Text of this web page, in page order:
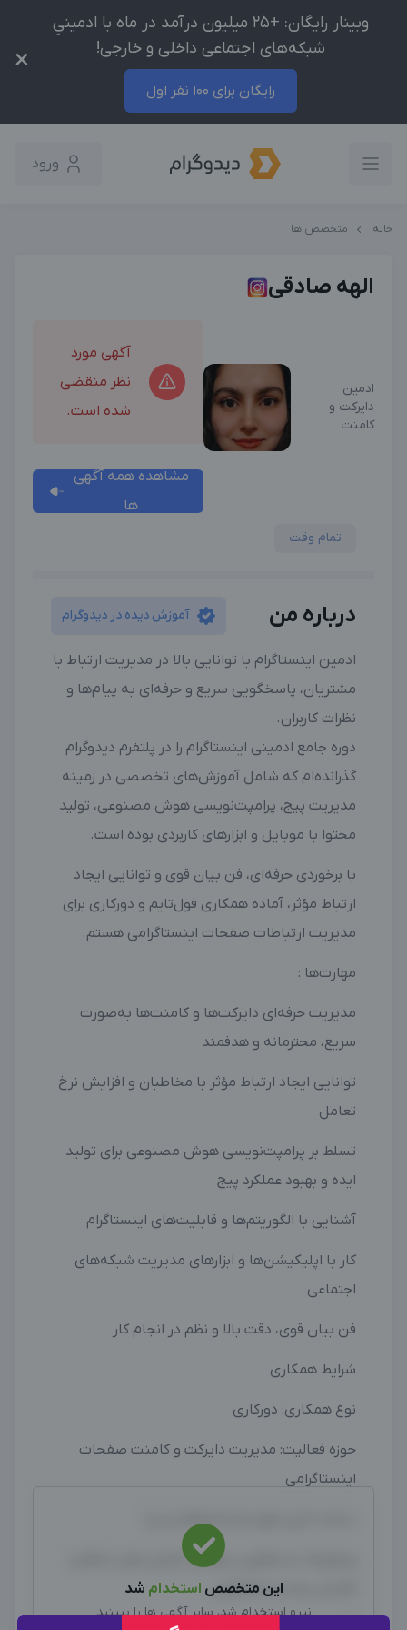
وبینار رایگان: +25 میلیون درآمد در ماه با ادمینیِ
شبکه‌های اجتماعی داخلی و خارجی!
رایگان برای 100 نفر اول
×
ورود
خانه متخصص ها
الهه صادقی
ادمین
دایرکت و
کامنت
آگهی مورد
نظر منقضی
شده است.
مشاهده همه آگهی
ها
تمام وقت
درباره من آموزش دیده در دیدوگرام
ادمین اینستاگرام با توانایی بالا در مدیریت ارتباط با
مشتریان، پاسخگویی سریع و حرفه‌ای به پیام‌ها و
نظرات کاربران.
دوره جامع ادمینی اینستاگرام را در پلتفرم دیدوگرام
گذرانده‌ام که شامل آموزش‌های تخصصی در زمینه
مدیریت پیج، پرامپت‌نویسی هوش مصنوعی، تولید
محتوا با موبایل و ابزارهای کاربردی بوده است.
با برخوردی حرفه‌ای، فن بیان قوی و توانایی ایجاد
ارتباط مؤثر، آماده همکاری فول‌تایم و دورکاری برای
مدیریت ارتباطات صفحات اینستاگرامی هستم.
مهارت‌ها :
مدیریت حرفه‌ای دایرکت‌ها و کامنت‌ها به‌صورت
سریع، محترمانه و هدفمند
توانایی ایجاد ارتباط مؤثر با مخاطبان و افزایش نرخ
تعامل
تسلط بر پرامپت‌نویسی هوش مصنوعی برای تولید
ایده و بهبود عملکرد پیج
آشنایی با الگوریتم‌ها و قابلیت‌های اینستاگرام
کار با اپلیکیشن‌ها و ابزارهای مدیریت شبکه‌های
اجتماعی
فن بیان قوی، دقت بالا و نظم در انجام کار
شرایط همکاری
نوع همکاری: دورکاری
حوزه فعالیت: مدیریت دایرکت و کامنت صفحات
اینستاگرامی
ساعات کاری: فول‌تایم (انعطاف‌پذیر)
ویژگی‌ها: پاسخگویی حرفه‌ای، گزارش‌دهی منظم و
افزایش رضایت مخاطبان
—
این متخصص استخدام شد
نیرو استخدام شد، سایر آگهی ها را ببینید